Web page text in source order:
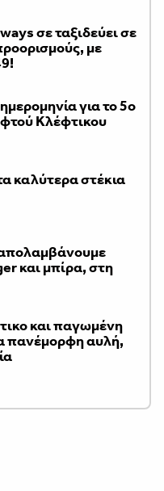
σε ταξιδεύει σε
με
για το 5ο
Κλέφτικου
καλύτερα στέκια
και μπίρα, στη
και παγωμένη
πανέμορφη αυλή,